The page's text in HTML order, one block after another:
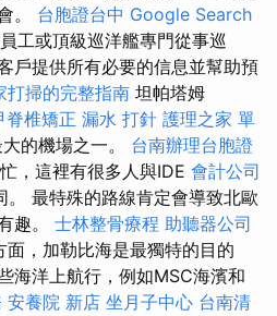
。 台胞證台中 Google Search
工或頂級巡洋艦專門從事巡
戶提供所有必要的信息並幫助預
打掃的完整指南 坦帕塔姆
脊椎矯正 漏水 打針 護理之家 單
的機場之一。 台南辦理台胞證
，這裡有很多人與IDE 會計公司
。 最特殊的路線肯定會導致北歐
趣。 士林整骨療程 助聽器公司
面，加勒比海是最獨特的目的
海洋上航行，例如MSC海濱和
安養院 新店 坐月子中心 台南清